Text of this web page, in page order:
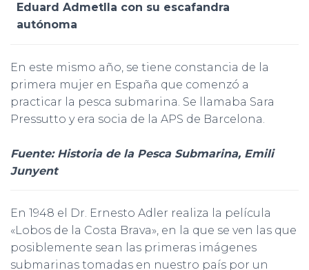
Eduard Admetlla con su escafandra
autónoma
En este mismo año, se tiene constancia de la
primera mujer en España que comenzó a
practicar la pesca submarina. Se llamaba Sara
Pressutto y era socia de la APS de Barcelona.
Fuente: Historia de la Pesca Submarina, Emili
Junyent
En 1948 el Dr. Ernesto Adler realiza la película
«Lobos de la Costa Brava», en la que se ven las que
posiblemente sean las primeras imágenes
submarinas tomadas en nuestro país por un